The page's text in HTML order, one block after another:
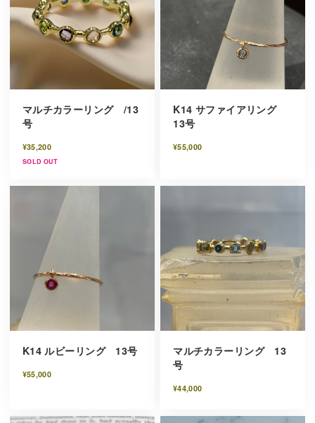
マルチカラーリング /13
号
¥35,200
SOLD OUT
K14 サファイアリング
13号
¥55,000
K14 ルビーリング 13号
¥55,000
マルチカラーリング 13
号
¥44,000